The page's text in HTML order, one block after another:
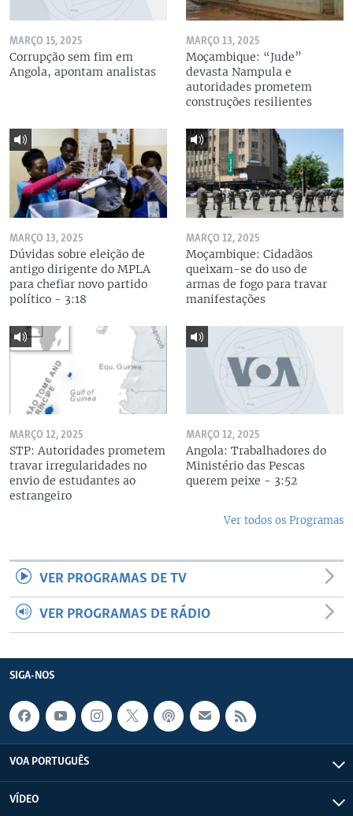
MARÇO 15, 2025
Corrupção sem fim em
Angola, apontam analistas
MARÇO 13, 2025
Moçambique: “Jude”
devasta Nampula e
autoridades prometem
construções resilientes
MARÇO 13, 2025
Dúvidas sobre eleição de
antigo dirigente do MPLA
para chefiar novo partido
político - 3:18
MARÇO 12, 2025
Moçambique: Cidadãos
queixam-se do uso de
armas de fogo para travar
manifestações
MARÇO 12, 2025
STP: Autoridades prometem
travar irregularidades no
envio de estudantes ao
estrangeiro
MARÇO 12, 2025
Angola: Trabalhadores do
Ministério das Pescas
querem peixe - 3:52
Ver todos os Programas
VER PROGRAMAS DE TV
VER PROGRAMAS DE RÁDIO
SIGA-NOS
VOA PORTUGUÊS
VÍDEO